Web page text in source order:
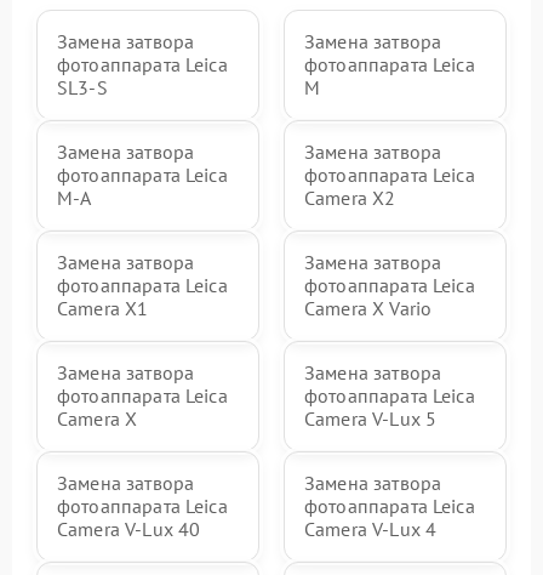
Замена затвора
фотоаппарата Leica
SL3‑S
Замена затвора
фотоаппарата Leica
M
Замена затвора
фотоаппарата Leica
M-A
Замена затвора
фотоаппарата Leica
Camera X2
Замена затвора
фотоаппарата Leica
Camera X1
Замена затвора
фотоаппарата Leica
Camera X Vario
Замена затвора
фотоаппарата Leica
Camera X
Замена затвора
фотоаппарата Leica
Camera V-Lux 5
Замена затвора
фотоаппарата Leica
Camera V-Lux 40
Замена затвора
фотоаппарата Leica
Camera V-Lux 4